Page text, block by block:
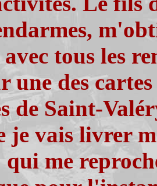
tous les
une des
de Saint-
je vais livrer
qui me